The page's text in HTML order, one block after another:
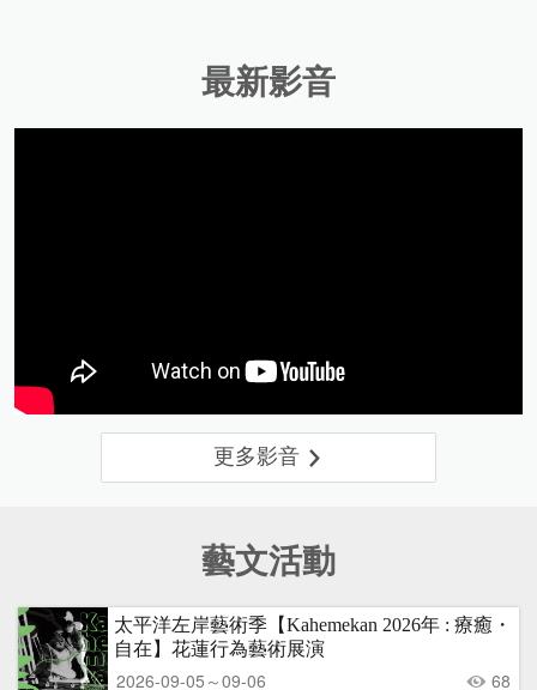
最新影音
更多影音
藝文活動
太平洋左岸藝術季【Kahemekan 2026年 : 療癒・
自在】花蓮行為藝術展演
2026-09-05～09-06 68